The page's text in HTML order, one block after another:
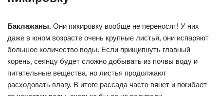
Баклажаны. Они пикировку вообще не переносят! У них
даже в юном возрасте очень крупные листья, они испаряют
большое количество воды. Если прищипнуть главный
корень, сеянцу будет сложно добывать из почвы воду и
питательные вещества, но листья продолжают
расходовать влагу. В итоге рассада часто вянет и погибает